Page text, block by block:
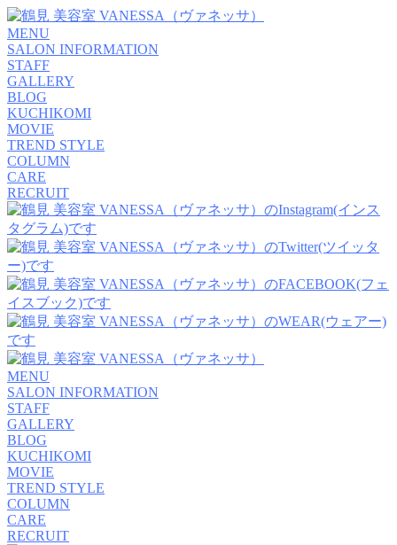
MENU
SALON INFORMATION
STAFF
GALLERY
BLOG
KUCHIKOMI
MOVIE
TREND STYLE
COLUMN
CARE
RECRUIT
MENU
SALON INFORMATION
STAFF
GALLERY
BLOG
KUCHIKOMI
MOVIE
TREND STYLE
COLUMN
CARE
RECRUIT